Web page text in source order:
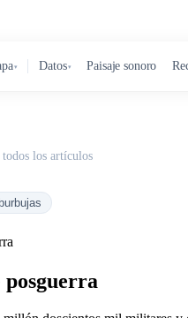
▾ Datos▾ Paisaje sonoro
todos los artículos